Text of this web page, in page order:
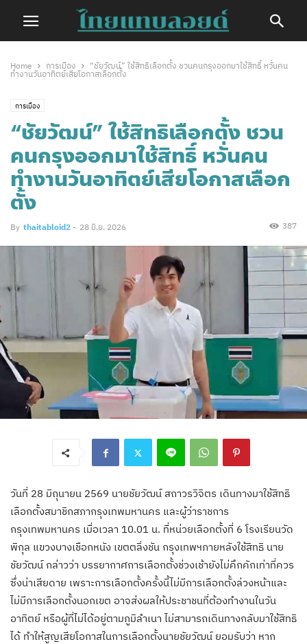
Home การเมือง
“ชัยวัฒน์” ใช้สิทธิเลือกตั้ง ชวนคนกรุงออกมาใช้สิทธิ์ หวั่นคน
ทำงานวันอาทิตย์เสียโอกาสเลือกตั้ง
การเมือง
“ชัยวัฒน์” ใช้สิทธิเลือกตั้ง ชวน
คนกรุงออกมาใช้สิทธิ์ หวั่นคน
ทำงานวันอาทิตย์เสียโอกาสเลือก
ตั้ง
By thaitabloid2 - 28 มิ.ย. 2026 387
วันที่ 28 มิถุนายน 2569 นายชัยวัฒน์ สถาวรวิจิตร เดินทางมาใช้สิทธิ
เลือกตั้งสมาชิกสภากรุงเทพมหานคร และผู้ว่าราชการ
กรุงเทพมหานคร เมื่อเวลา 10.01 น. ที่หน่วยเลือกตั้งที่ 6 โรงเรียนวัด
พิกุล แขวงบางเชือกหนัง เขตตลิ่งชัน กรุงเทพฯภายหลังใช้สิทธิ นาย
ชัยวัฒน์ กล่าวว่า บรรยากาศการเลือกตั้งช่วงเช้ายังไม่คึกคักเท่าที่ควร
ซึ่งน่าเสียดาย เพราะการเลือกตั้งครั้งนี้ไม่มีการเลือกตั้งล่วงหน้าและ
ไม่มีการเลือกตั้งนอกเขต อาจส่งผลให้ประชาชนที่ต้องทำงานในวัน
อาทิตย์ หรือผู้ที่ไม่ได้อยู่ตามภูมิลำเนา ไม่สามารถเดินทางกลับมาใช้สิทธิ
ได้ ทำให้สูญเสียโอกาสในการเลือกตั้งนายชัยวัฒน์ ยอมรับว่า หาก